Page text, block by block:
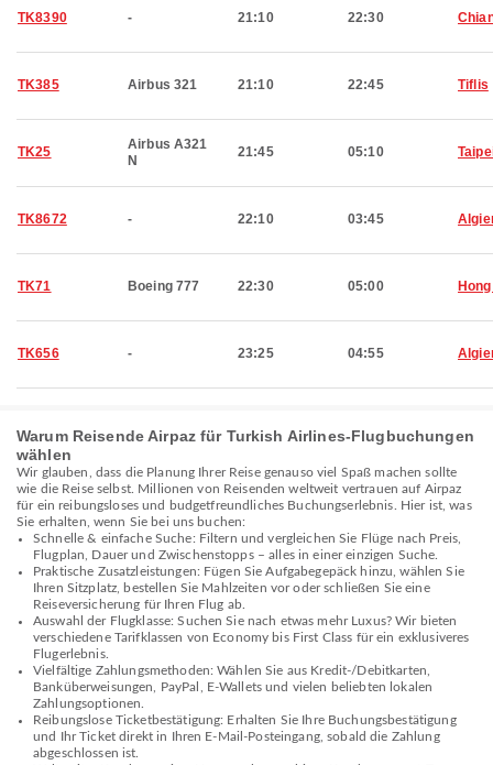
TK8390 - 21:10 22:30
TK385 Airbus 321 21:10 22:45 Tiflis
TK25
Airbus A321
N
21:45 05:10
TK8672 - 22:10 03:45
TK71 Boeing 777 22:30 05:00
TK656 - 23:25 04:55
Warum Reisende Airpaz für Turkish Airlines-Flugbuchungen
wählen
Wir glauben, dass die Planung Ihrer Reise genauso viel Spaß machen sollte
wie die Reise selbst. Millionen von Reisenden weltweit vertrauen auf Airpaz
für ein reibungsloses und budgetfreundliches Buchungserlebnis. Hier ist, was
Sie erhalten, wenn Sie bei uns buchen:
Schnelle & einfache Suche: Filtern und vergleichen Sie Flüge nach Preis,
Flugplan, Dauer und Zwischenstopps – alles in einer einzigen Suche.
Praktische Zusatzleistungen: Fügen Sie Aufgabegepäck hinzu, wählen Sie
Ihren Sitzplatz, bestellen Sie Mahlzeiten vor oder schließen Sie eine
Reiseversicherung für Ihren Flug ab.
Auswahl der Flugklasse: Suchen Sie nach etwas mehr Luxus? Wir bieten
verschiedene Tarifklassen von Economy bis First Class für ein exklusiveres
Flugerlebnis.
Vielfältige Zahlungsmethoden: Wählen Sie aus Kredit-/Debitkarten,
Banküberweisungen, PayPal, E-Wallets und vielen beliebten lokalen
Zahlungsoptionen.
Reibungslose Ticketbestätigung: Erhalten Sie Ihre Buchungsbestätigung
und Ihr Ticket direkt in Ihren E-Mail-Posteingang, sobald die Zahlung
abgeschlossen ist.